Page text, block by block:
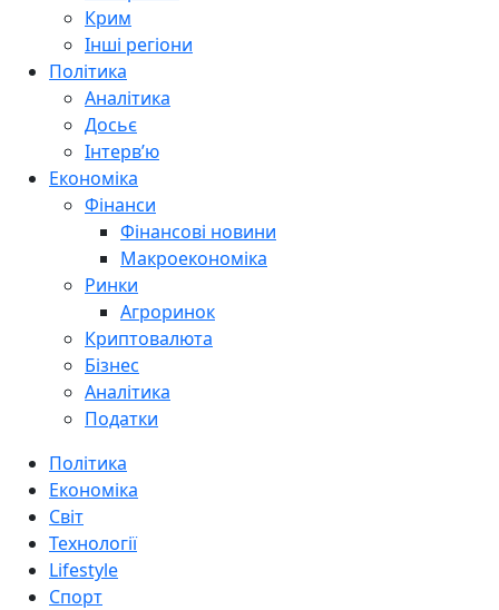
Крим
Інші регіони
Політика
Аналітика
Досьє
Інтерв’ю
Економіка
Фінанси
Фінансові новини
Макроекономіка
Ринки
Агроринок
Криптовалюта
Бізнес
Аналітика
Податки
Політика
Економіка
Світ
Технології
Lifestyle
Спорт